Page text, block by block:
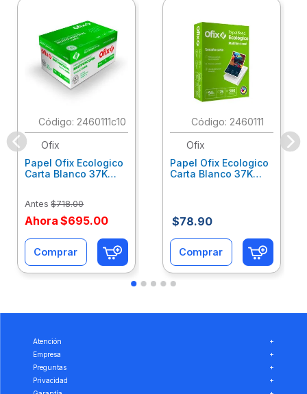
: 2460111c10
Ofix
Papel Ofix Ecologico
Carta Blanco 37K
Antes $718.00
Ahora $695.00
Comprar
: 2460111
Ofix
Papel Ofix Ecologico
Carta Blanco 37K
$78.90
Comprar
Atención
+
Empresa
+
Preguntas
+
Privacidad
+